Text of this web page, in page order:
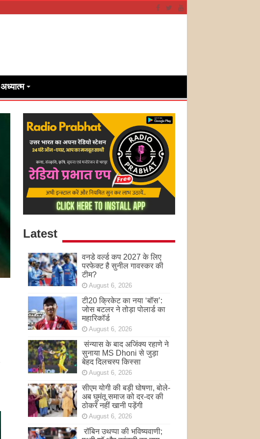
अध्यात्म
Latest
वनडे वर्ल्ड कप 2027 के लिए
परफेक्ट है सुनील गावस्कर की
टीम?
August 6, 2026
टी20 क्रिकेट का नया ‘बॉस’:
जोस बटलर ने तोड़ा पोलार्ड का
महारिकॉर्ड
August 6, 2026
संन्यास के बाद अजिंक्‍य रहाणे ने
सुनाया MS Dhoni से जुड़ा
बेहद दिलचस्प किस्सा
August 6, 2026
सीएम योगी की बड़ी घोषणा, बोले-
अब घुमंतू समाज को दर-दर की
ठोकरें नहीं खानी पड़ेंगी
August 6, 2026
रॉबिन उथप्पा की भविष्यवाणी;